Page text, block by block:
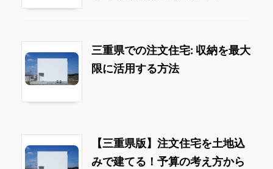
三重県での注文住宅: 収納を最大
限に活用する方法
【三重県版】注文住宅を土地込
みで建てる！予算の考え方から